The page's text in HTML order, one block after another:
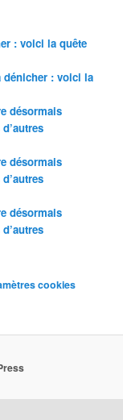
: voici la quête
dénicher : voici la
désormais
désormais
désormais
cookies